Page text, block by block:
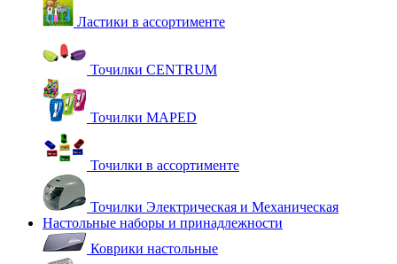
Ластики в ассортименте
Точилки CENTRUM
Точилки MAPED
Точилки в ассортименте
Точилки Электрическая и Механическая
Настольные наборы и принадлежности
Коврики настольные